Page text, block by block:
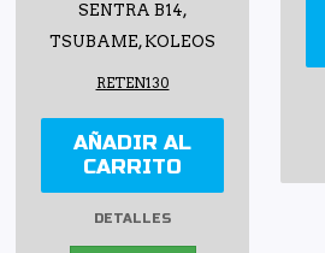
SENTRA B14,
TSUBAME, KOLEOS
RETEN130
AÑADIR AL
CARRITO
DETALLES